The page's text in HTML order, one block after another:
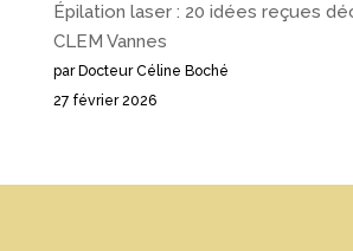
Épilation laser : 20 idées reçues
CLEM Vannes
par Docteur Céline Boché
27 février 2026